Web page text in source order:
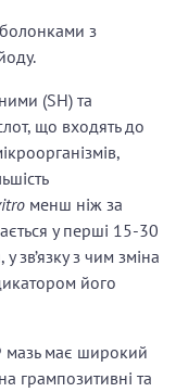
з
(SH) та
що входять до
менш ніж за
у перші 15-30
зв’язку з чим зміна
його
мазь має широкий
грампозитивні та